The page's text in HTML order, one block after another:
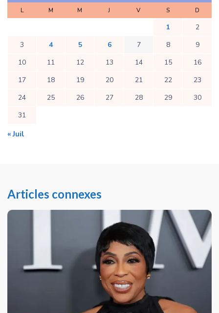
L M M J V S D
1
2
3
4 5 6 7 8
9
10
11 12 13 14 15
16
17
18 19 20 21 22
23
24
25 26 27 28 29
30
31
« Juil
Articles connexes